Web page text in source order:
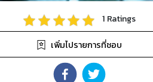
1 Ratings
เพิ่มไปรายการที่ชอบ